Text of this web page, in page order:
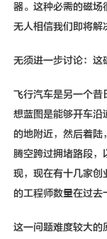
器。这种必需的磁
无人相信我们即将解
无须进一步讨论：
飞行汽车是另一个昔日梦想，现在又重新流行起来。最初，这个梦
想蓝图是能够开车沿
的地附近，然后着陆
腾空跨过拥堵路段，
现，现在有十几家创
的工程师数量在过去
这一问题难度较大的原因在于，飞行汽车需要结合两种完全不同的